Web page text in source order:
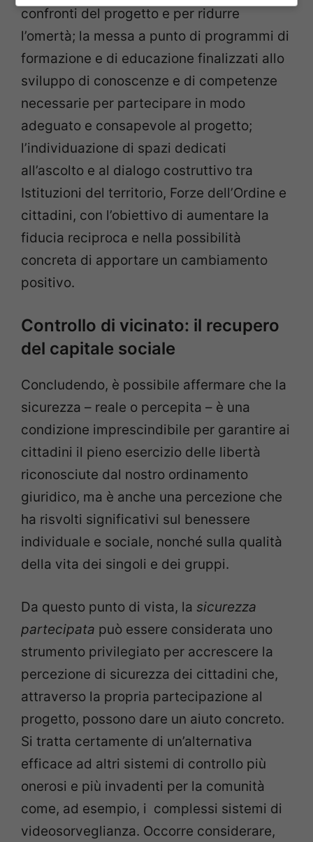
confronti del progetto e per ridurre
l’omertà; la messa a punto di programmi di
formazione e di educazione finalizzati allo
sviluppo di conoscenze e di competenze
necessarie per partecipare in modo
adeguato e consapevole al progetto;
l’individuazione di spazi dedicati
all’ascolto e al dialogo costruttivo tra
Istituzioni del territorio, Forze dell’Ordine e
cittadini, con l’obiettivo di aumentare la
fiducia reciproca e nella possibilità
concreta di apportare un cambiamento
positivo.
Controllo di vicinato: il recupero
del capitale sociale
Concludendo, è possibile affermare che la
sicurezza – reale o percepita – è una
condizione imprescindibile per garantire ai
cittadini il pieno esercizio delle libertà
riconosciute dal nostro ordinamento
giuridico, ma è anche una percezione che
ha risvolti significativi sul benessere
individuale e sociale, nonché sulla qualità
della vita dei singoli e dei gruppi.
Da questo punto di vista, la sicurezza
partecipata può essere considerata uno
strumento privilegiato per accrescere la
percezione di sicurezza dei cittadini che,
attraverso la propria partecipazione al
progetto, possono dare un aiuto concreto.
Si tratta certamente di un’alternativa
efficace ad altri sistemi di controllo più
onerosi e più invadenti per la comunità
come, ad esempio, i complessi sistemi di
videosorveglianza. Occorre considerare,